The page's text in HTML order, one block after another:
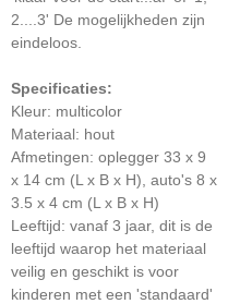
2....3' De mogelijkheden zijn
eindeloos.
Specificaties:
Kleur: multicolor
Materiaal: hout
Afmetingen: oplegger 33 x 9
x 14 cm (L x B x H), auto's 8 x
3.5 x 4 cm (L x B x H)
Leeftijd: vanaf 3 jaar, dit is de
leeftijd waarop het materiaal
veilig en geschikt is voor
kinderen met een 'standaard'